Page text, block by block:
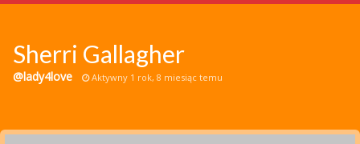
o nas
Sherri Gallagher
@lady4love Aktywny 1 rok, 8 miesiąc temu